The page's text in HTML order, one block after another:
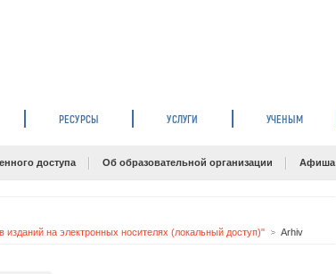
РЕСУРСЫ УСЛУГИ УЧЕНЫМ
доступа Об образовательной организации Афиша
изданий на электронных носителях (локальный доступ)" Arhiv